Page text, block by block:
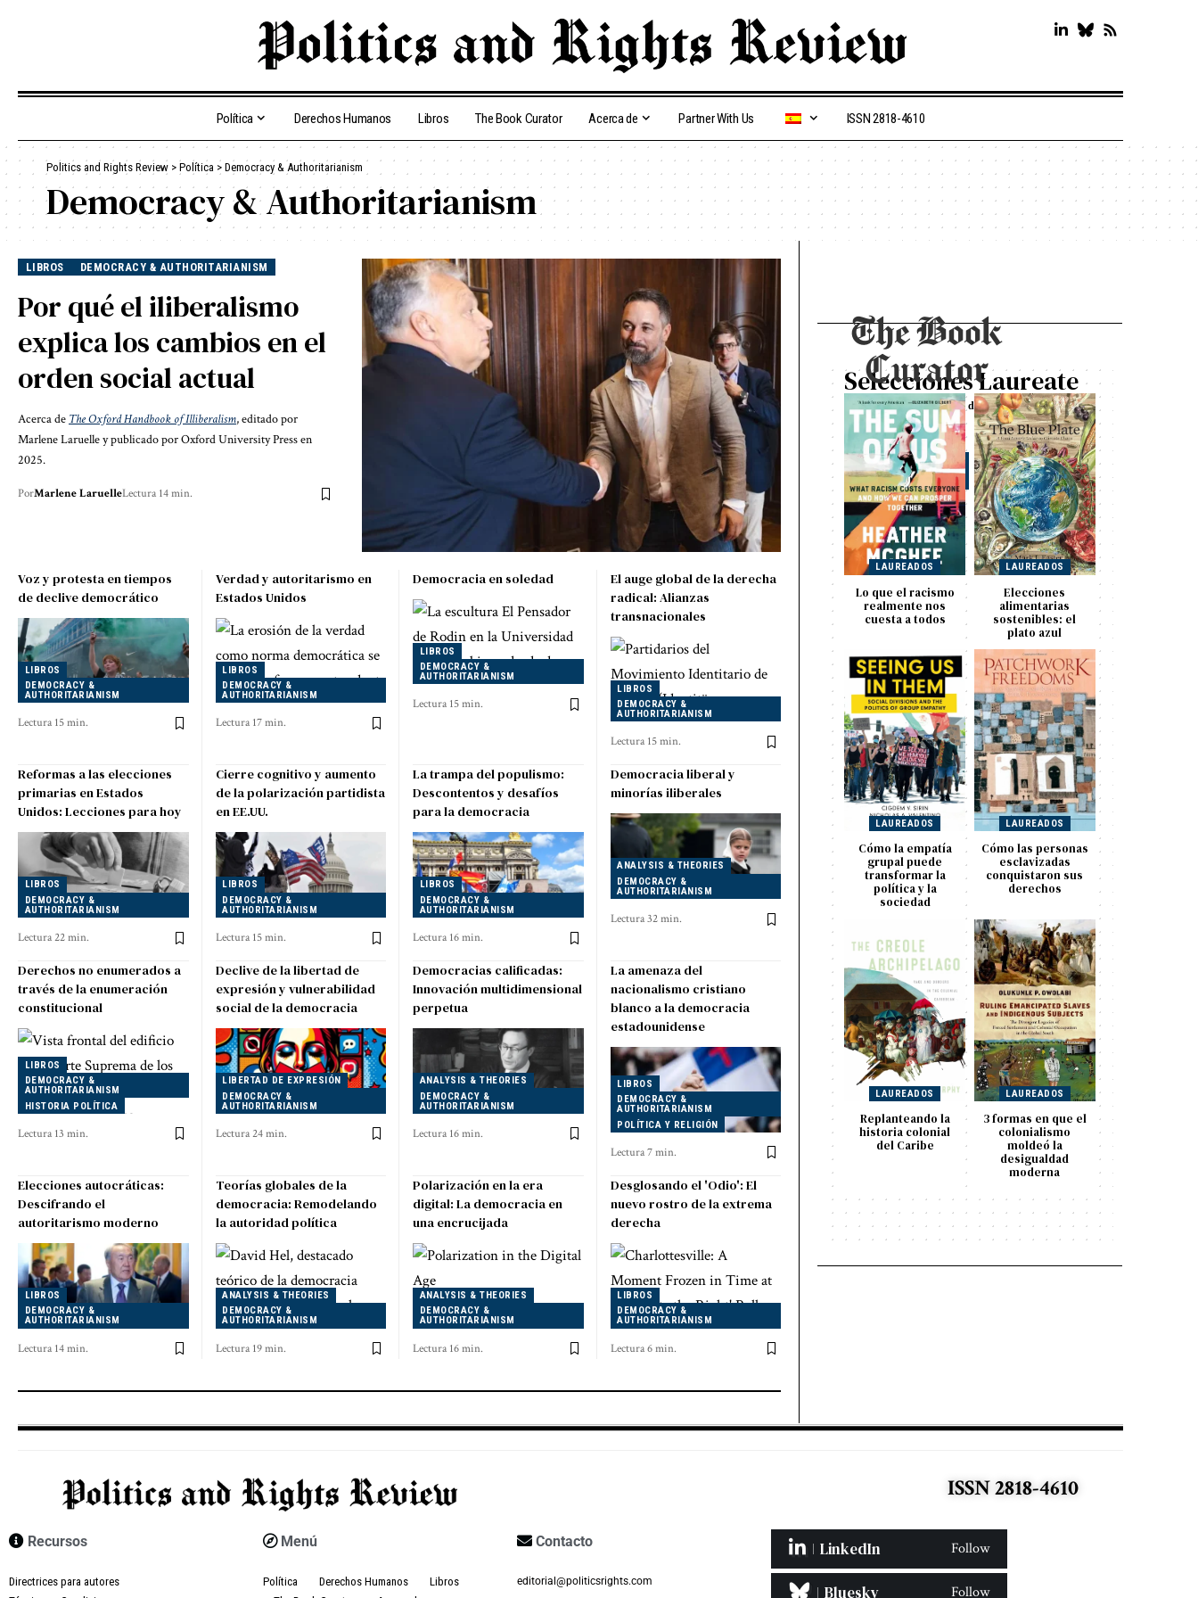
Política Derechos Humanos Libros The Book Curator Acerca de Partner With Us ISSN 2818-4610
Politics and Rights Review > Política > Democracy & Authoritarianism
Democracy & Authoritarianism
LIBROS DEMOCRACY & AUTHORITARIANISM
Por qué el iliberalismo
explica los cambios en el
orden social actual
Acerca de The Oxford Handbook of Illiberalism, editado por
Marlene Laruelle y publicado por Oxford University Press en
2025.
PorMarlene LaruelleLectura 14 min.
Voz y protesta en tiempos
de declive democrático
LIBROS
DEMOCRACY &
AUTHORITARIANISM
Lectura 15 min.
Verdad y autoritarismo en
Estados Unidos
LIBROS
DEMOCRACY &
AUTHORITARIANISM
Lectura 17 min.
Democracia en soledad
LIBROS
DEMOCRACY &
AUTHORITARIANISM
Lectura 15 min.
El auge global de la derecha
radical: Alianzas
transnacionales
LIBROS
DEMOCRACY &
AUTHORITARIANISM
Lectura 15 min.
Reformas a las elecciones
primarias en Estados
Unidos: Lecciones para hoy
LIBROS
DEMOCRACY &
AUTHORITARIANISM
Lectura 22 min.
Cierre cognitivo y aumento
de la polarización partidista
en EE.UU.
LIBROS
DEMOCRACY &
AUTHORITARIANISM
Lectura 15 min.
La trampa del populismo:
Descontentos y desafíos
para la democracia
LIBROS
DEMOCRACY &
AUTHORITARIANISM
Lectura 16 min.
Democracia liberal y
minorías iliberales
ANALYSIS & THEORIES
DEMOCRACY &
AUTHORITARIANISM
Lectura 32 min.
Derechos no enumerados a
través de la enumeración
constitucional
LIBROS
DEMOCRACY &
AUTHORITARIANISM
HISTORIA POLÍTICA
Lectura 13 min.
Declive de la libertad de
expresión y vulnerabilidad
social de la democracia
LIBERTAD DE EXPRESIÓN
DEMOCRACY &
AUTHORITARIANISM
Lectura 24 min.
Democracias calificadas:
Innovación multidimensional
perpetua
ANALYSIS & THEORIES
DEMOCRACY &
AUTHORITARIANISM
Lectura 16 min.
La amenaza del
nacionalismo cristiano
blanco a la democracia
estadounidense
LIBROS
DEMOCRACY &
AUTHORITARIANISM
POLÍTICA Y RELIGIÓN
Lectura 7 min.
Elecciones autocráticas:
Descifrando el
autoritarismo moderno
LIBROS
DEMOCRACY &
AUTHORITARIANISM
Lectura 14 min.
Teorías globales de la
democracia: Remodelando
la autoridad política
ANALYSIS & THEORIES
DEMOCRACY &
AUTHORITARIANISM
Lectura 19 min.
Polarización en la era
digital: La democracia en
una encrucijada
ANALYSIS & THEORIES
DEMOCRACY &
AUTHORITARIANISM
Lectura 16 min.
Desglosando el 'Odio': El
nuevo rostro de la extrema
derecha
LIBROS
DEMOCRACY &
AUTHORITARIANISM
Lectura 6 min.
Visit
Libros seleccionados de
ciencias sociales y
humanidades
The Book
Curator
Selecciones Laureate
LAUREADOS
Lo que el racismo
realmente nos
cuesta a todos
LAUREADOS
Elecciones
alimentarias
sostenibles: el
plato azul
LAUREADOS
Cómo la empatía
grupal puede
transformar la
política y la
sociedad
LAUREADOS
Cómo las personas
esclavizadas
conquistaron sus
derechos
LAUREADOS
Replanteando la
historia colonial
del Caribe
LAUREADOS
3 formas en que el
colonialismo
moldeó la
desigualdad
moderna
ISSN 2818-4610
Recursos
Directrices para autores
Menú
Política Derechos Humanos
Libros
Contacto
editorial@politicsrights.com
LinkedIn Follow
Bluesky Follow